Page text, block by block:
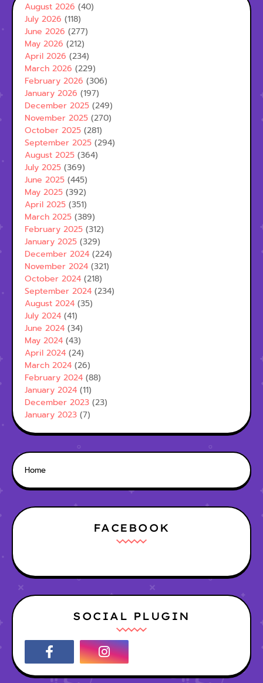
August 2026 (40)
July 2026 (118)
June 2026 (277)
May 2026 (212)
April 2026 (234)
March 2026 (229)
February 2026 (306)
January 2026 (197)
December 2025 (249)
November 2025 (270)
October 2025 (281)
September 2025 (294)
August 2025 (364)
July 2025 (369)
June 2025 (445)
May 2025 (392)
April 2025 (351)
March 2025 (389)
February 2025 (312)
January 2025 (329)
December 2024 (224)
November 2024 (321)
October 2024 (218)
September 2024 (234)
August 2024 (35)
July 2024 (41)
June 2024 (34)
May 2024 (43)
April 2024 (24)
March 2024 (26)
February 2024 (88)
January 2024 (11)
December 2023 (23)
January 2023 (7)
Home
FACEBOOK
SOCIAL PLUGIN